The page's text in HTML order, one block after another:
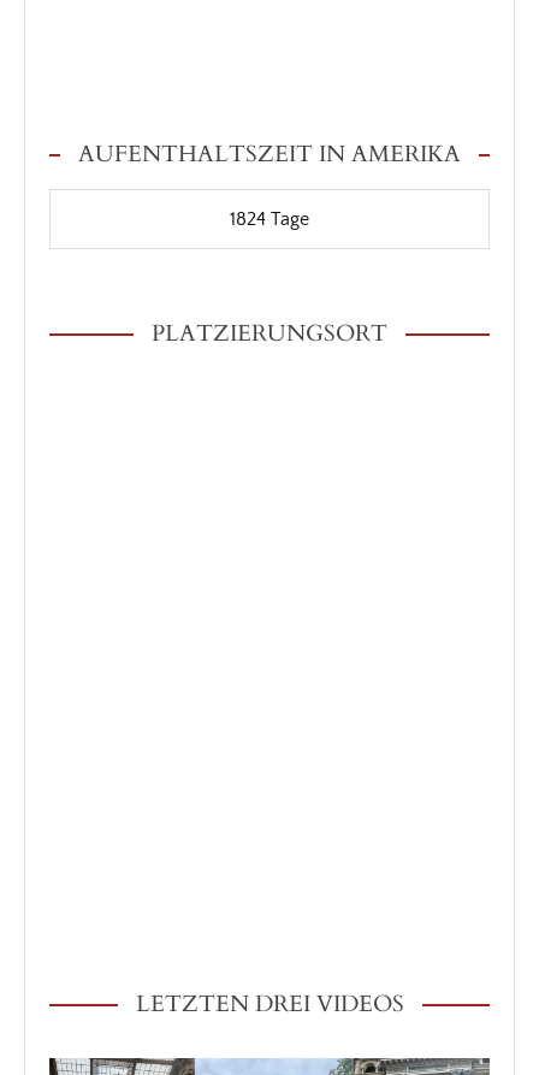
AUFENTHALTSZEIT IN AMERIKA
1824 Tage
PLATZIERUNGSORT
LETZTEN DREI VIDEOS